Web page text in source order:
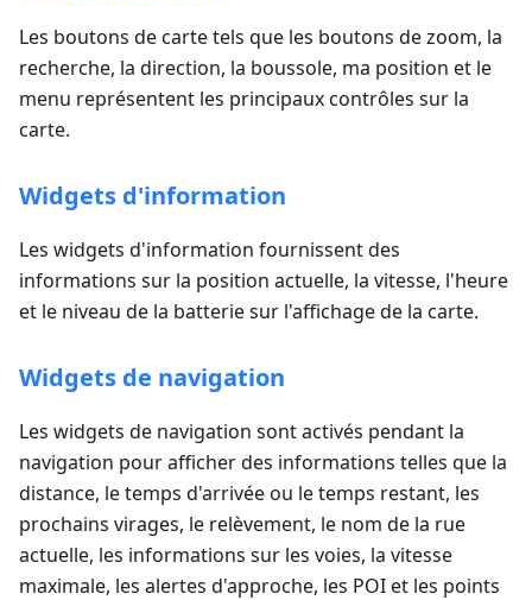
Les boutons de carte tels que les boutons de zoom, la
recherche, la direction, la boussole, ma position et le
menu représentent les principaux contrôles sur la
carte.
Widgets d'information
Les widgets d'information fournissent des
informations sur la position actuelle, la vitesse, l'heure
et le niveau de la batterie sur l'affichage de la carte.
Widgets de navigation
Les widgets de navigation sont activés pendant la
navigation pour afficher des informations telles que la
distance, le temps d'arrivée ou le temps restant, les
prochains virages, le relèvement, le nom de la rue
actuelle, les informations sur les voies, la vitesse
maximale, les alertes d'approche, les POI et les points